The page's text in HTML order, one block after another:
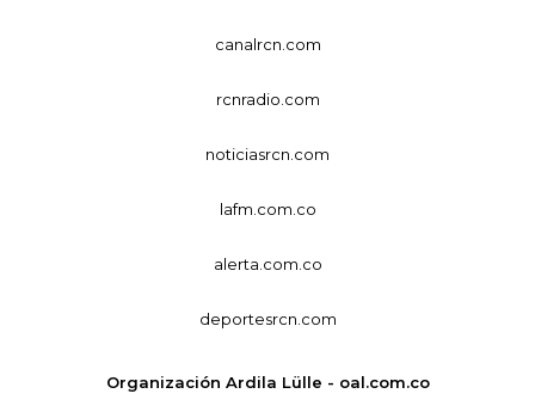
canalrcn.com
rcnradio.com
noticiasrcn.com
lafm.com.co
alerta.com.co
deportesrcn.com
Organización Ardila Lülle - oal.com.co